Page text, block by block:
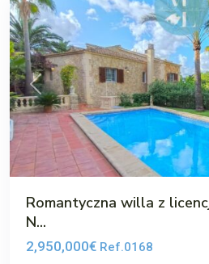
Poprzedni
Romantyczna willa z
N...
2,950,000€ Ref.0168